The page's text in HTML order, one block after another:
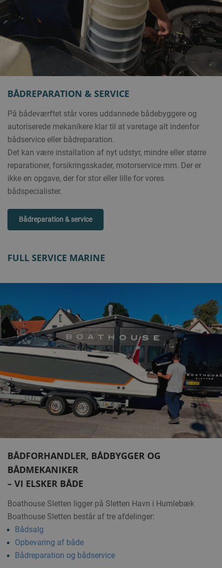
BÅDREPARATION & SERVICE
På bådeværftet står vores uddannede bådebyggere og
autoriserede mekanikere klar til at varetage alt indenfor
bådservice eller bådreparation.
Det kan være installation af nyt udstyr, mindre eller større
reparationer, forsikringsskader, motorservice mm. Der er
ikke en opgave, der for stor eller lille for vores
bådspecialister.
Bådreparation & service
FULL SERVICE MARINE
BÅDFORHANDLER, BÅDBYGGER OG
BÅDMEKANIKER
– VI ELSKER BÅDE
Boathouse Sletten ligger på Sletten Havn i Humlebæk
Boathouse Sletten består af tre afdelinger:
Bådsalg
Opbevaring af både
Bådreparation og bådservice